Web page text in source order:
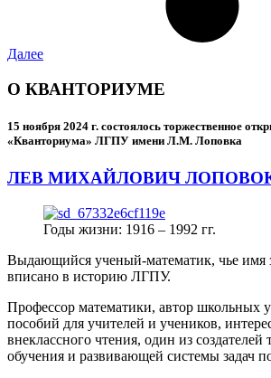
Далее
О КВАНТОРИУМЕ
15 ноября 2024 г. состоялось торжественное
«Кванториума» ЛГПУ имени Л.М. Лоповка
ЛЕВ МИХАЙЛОВИЧ
Годы жизни: 1916 – 1992 гг.
Выдающийся ученый-математик, чье имя
вписано в историю ЛГПУ.
Профессор математики, автор школьных
пособий для учителей и учеников,
внеклассного чтения, один из
обучения и развивающей системы задач